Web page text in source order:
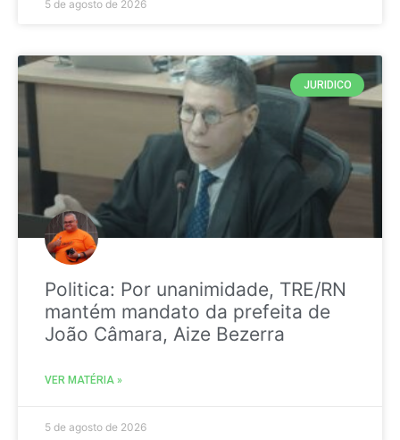
5 de agosto de 2026
JURIDICO
Politica: Por unanimidade, TRE/RN
mantém mandato da prefeita de
João Câmara, Aize Bezerra
VER MATÉRIA »
5 de agosto de 2026